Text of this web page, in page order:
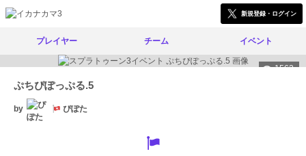
新規登録・ログイン
プレイヤー チーム イベント
1562
ぷちぴぽっぷる.5
by ぴぽた